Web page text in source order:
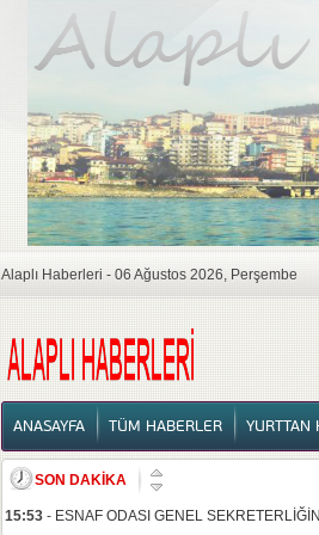
Alaplı Haberleri - 06 Ağustos 2026, Perşembe
ANASAYFA
ANASAYFA TÜM HABERLER YURTTAN
SON DAKİKA
15:53 - ESNAF ODASI GENEL